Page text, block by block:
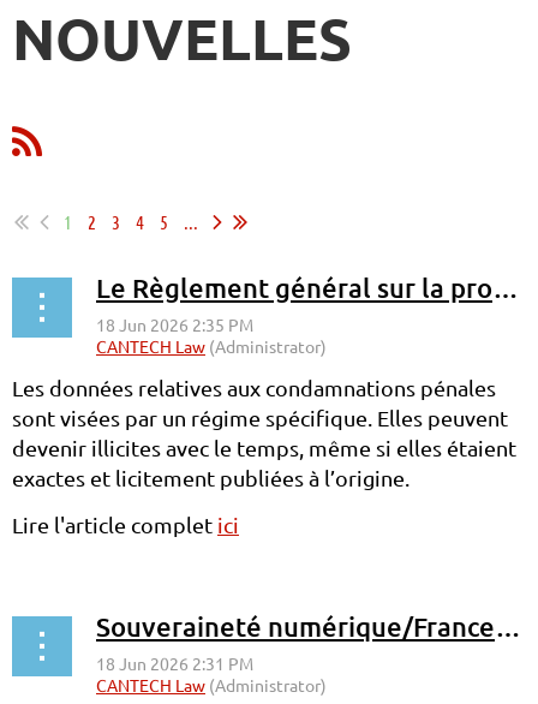
NOUVELLES
1 2 3 4 5 ...
Le Règlement général sur la protection des données (RGPD) permet d’exiger des suppressions d’infos sur Wikipedia-France
Les données relatives aux condamnations pénales
sont visées par un régime spécifique. Elles peuvent
devenir illicites avec le temps, même si elles étaient
exactes et licitement publiées à l’origine.
Lire l'article complet ici
Souveraineté numérique/France et Europe